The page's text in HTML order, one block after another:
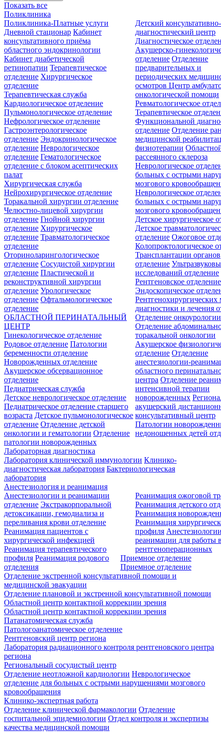
Показать все
Поликлиника
Поликлиника-Платные услуги
Дневной стационар Кабинет
консультативного приёма
областного эндокринологии
Кабинет диабетической
ретинопатии Терапевтическое
отделение Хирургическое
отделение
Детский консультативно-
диагностический центр
Диагностическое
Акушерско-
отделение Отделение
предварительных и
периодических
осмотровЦентр
онкологической помощи
Терапевтическая служба
Кардиологическое отделение
Пульмонологическое отделение
Нефрологическое отделение
Гастроэнтерологическое
отделение Эндокринологическое
отделение Неврологическое
отделение Гематологическое
отделение c блоком асептических
палат
Ревматологическое
Терапевтическое
Функциональной
отделение Отделение
медицинской
физиотерапии
рассеянного склероза
Неврологическое
больных с острыми
мозгового
Неврологическое
больных с острыми
мозгового
Хирургическая служба
Нейрохирургическое отделение
Торакальной хирургии отделение
Челюстно-лицевой хирургии
отделение Гнойной хирургии
отделение Хирургическое
отделение Травматологическое
отделение
Оториноларингологическое
отделение Сосудистой хирургии
отделение Пластической и
реконструктивной хирургии
отделение Урологическое
отделение Офтальмологическое
отделение
Детское хирургическое
Детское
отделение Ожоговое
Колопроктологическое
Трансплантации органов
отделение
исследований отделение
Рентгеновское отделение
Эндоскопическое
Рентгенохирургических
диагностики и лечения
Отделение онкоурологии
Отделение
торакальной онкологии
ОБЛАСТНОЙ ПЕРИНАТАЛЬНЫЙ
ЦЕНТР
Гинекологическое отделение
Родовое отделение Патологии
беременности отделение
Новорожденных отделение
Акушерское обсервационное
отделение
Акушерское
отделение Отделение
анестезиологии-
областного
центра Отделение
интенсивной терапии
новорожденных
акушерский
консультативный центр
Патологии
недоношенных детей
Педиатрическая служба
Детское неврологическое отделение
Педиатрическое отделение старшего
возраста Детское пульмонологическое
отделение Отделение детской
онкологии и гематологии Отделение
патологии новорожденных
Лабораторная диагностика
Лаборатория клинической иммунологии Клинико-
диагностическая лаборатория Бактериологическая
лаборатория
Анестезиология и реанимация
Анестезиологии и реанимации
отделение Экстракорпоральной
детоксикации, гемодиализа и
переливания крови отделение
Реанимация пациентов с
хирургической инфекцией
Реанимация терапевтического
профиля Реанимация родового
отделения
Реанимация ожоговой
Реанимация детского
Реанимация
Реанимация
профиля
реанимации для работы
рентгеноперационных
Приемное отделение
Приемное отделение
Отделение экстренной консультативной помощи и
медицинской эвакуации
Отделение плановой и экстренной консультативной помощи
Областной центр контактной коррекции зрения
Областной центр контактной коррекции зрения
Патанатомическая служба
Патологоанатомическое отделение
Рентгеновский центр региона
Лаборатория радиационного контроля рентгеновского центра
региона
Региональный сосудистый центр
Отделение неотложной кардиологии Неврологическое
отделение для больных с острыми нарушениями мозгового
кровообращения
Клинико-экспертная работа
Отделение клинической фармакологии Отделение
госпитальной эпидемиологии Отдел контроля и экспертизы
качества медицинской помощи